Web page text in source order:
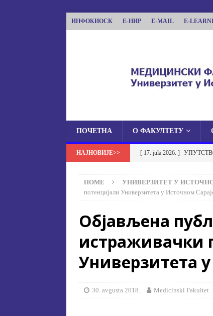
ИНФОКИОСК Е-НИР E-MAIL E-
МЕДИЦИНСКИ
МЕДИЦИНСКИ ФАКУЛТЕТ
ПОЧЕТНА О ФАКУЛТЕТУ
[ 17. jula 2026. ]
[ 17. jula 2026. ] Избор у
[ 15. jula 2026. ] ОГЛАС –
АКАДЕМСКОЈ 2026/
Извjeштaj
[ 29. oktobra 2025. ]
HOME УНИВЕРЗИТЕТ У
потенцијали Универзитета у Источном
Објављена
истраживачки
Универзитета
30. avgusta 2018. Medicinski Fakultet